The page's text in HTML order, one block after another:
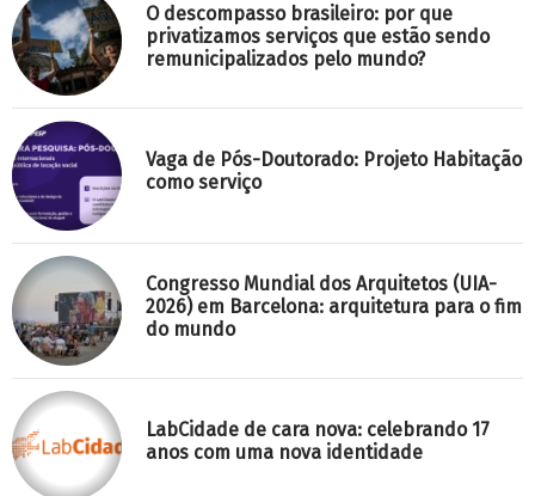
O descompasso brasileiro: por que
privatizamos serviços que estão sendo
remunicipalizados pelo mundo?
Vaga de Pós-Doutorado: Projeto Habitação
como serviço
Congresso Mundial dos Arquitetos (UIA-
2026) em Barcelona: arquitetura para o fim
do mundo
LabCidade de cara nova: celebrando 17
anos com uma nova identidade